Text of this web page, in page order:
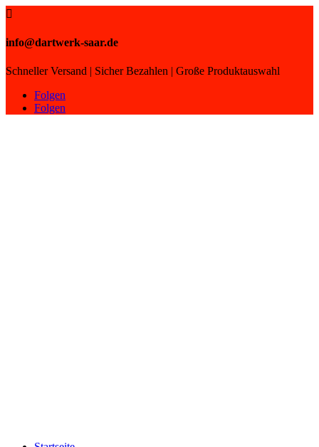

info@dartwerk-saar.de
Schneller Versand | Sicher Bezahlen | Große Produktauswahl
Folgen
Folgen